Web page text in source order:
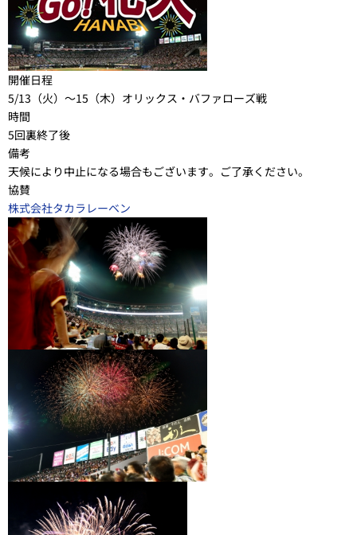
開催日程
5/13（火）～15（木）オリックス・バファローズ戦
時間
5回裏終了後
備考
天候により中止になる場合もございます。ご了承ください。
協賛
株式会社タカラレーベン